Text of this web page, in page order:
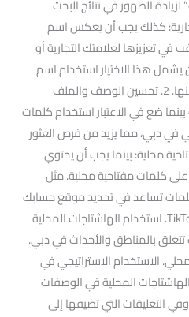
الظهور في نتائج البحث
كذلك يجب أن يعكس اسم
في تعزيزها لعلامتك التجارية أو
هذا الاختيار استخدام اسم
العلامة التجارية أو عنصرًا مميزًا منها. 2. تحسين الوصف والملف
ضع في الاعتبار استخدام كلمات
دبي، مما يزيد من فرص العثور
محلية: بينما يجب أن يحتوي
كلمات مفتاحية محلية. مثل
تساعد في تحديد موقع حسابك
من خلال البحث المحلي على TikTok. 3. استخدام الهاشتاجات المحلية
بالمناطق والأحداث في دبي.
الاستخدام الاستراتيجي في
المحلية في الوصفات
التعليقات التي تضيفها إلى